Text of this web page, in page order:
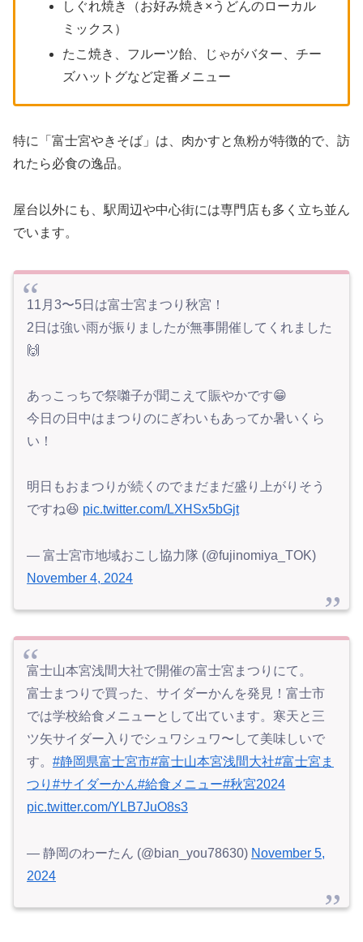
しぐれ焼き（お好み焼き×うどんのローカル
ミックス）
たこ焼き、フルーツ飴、じゃがバター、チー
ズハットグなど定番メニュー
特に「富士宮やきそば」は、肉かすと魚粉が特徴的で、訪
れたら必食の逸品。
屋台以外にも、駅周辺や中心街には専門店も多く立ち並ん
でいます。
11月3〜5日は富士宮まつり秋宮！
2日は強い雨が振りましたが無事開催してくれました
🙌
あっこっちで祭囃子が聞こえて賑やかです😁
今日の日中はまつりのにぎわいもあってか暑いくら
い！
明日もおまつりが続くのでまだまだ盛り上がりそう
ですね😆 pic.twitter.com/LXHSx5bGjt
— 富士宮市地域おこし協力隊 (@fujinomiya_TOK)
November 4, 2024
富士山本宮浅間大社で開催の富士宮まつりにて。
富士まつりで買った、サイダーかんを発見！富士市
では学校給食メニューとして出ています。寒天と三
ツ矢サイダー入りでシュワシュワ〜して美味しいで
す。 #静岡県富士宮市#富士山本宮浅間大社#富士宮ま
つり #サイダーかん#給食メニュー#秋宮2024
pic.twitter.com/YLB7JuO8s3
— 静岡のわーたん (@bian_you78630) November 5,
2024